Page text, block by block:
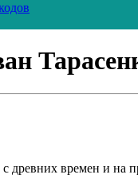
с древних времен и на